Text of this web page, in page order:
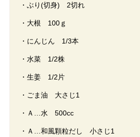
・ぶり(切身) 2切れ
・大根 100ｇ
・にんじん 1/3本
・水菜 1/2株
・生姜 1/2片
・ごま油 大さじ1
・Ａ…水 500cc
・Ａ…和風顆粒だし 小さじ1